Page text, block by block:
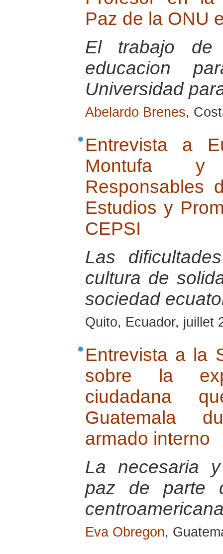
Paz de la ONU
El trabajo de
educacion
Universidad
Abelardo Brenes,
Entrevista a
Montufa y
Responsables
Estudios y
CEPSI
Las
cultura de
sociedad
Quito, Ecuador, juillet
Entrevista a la
sobre la
ciudadana
Guatemala
armado interno
La necesaria
paz de parte
Eva Obregon,